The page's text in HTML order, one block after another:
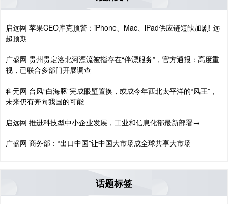
启远网 苹果CEO库克预警：iPhone、Mac、iPad供应链短缺加剧! 远
超预期
广盛网 贵州贵定洛北河漂流被指存在“伴漂服务”，官方通报：高度重
视，已联合多部门开展调查
科元网 台风“白海豚”完成眼壁置换，或成今年西北太平洋的“风王”，
未来仍有奔向我国的可能
启远网 推进科技型中小企业发展，工业和信息化部最新部署→
广盛网 商务部：“出口中国”让中国大市场成全球共享大市场
话题标签